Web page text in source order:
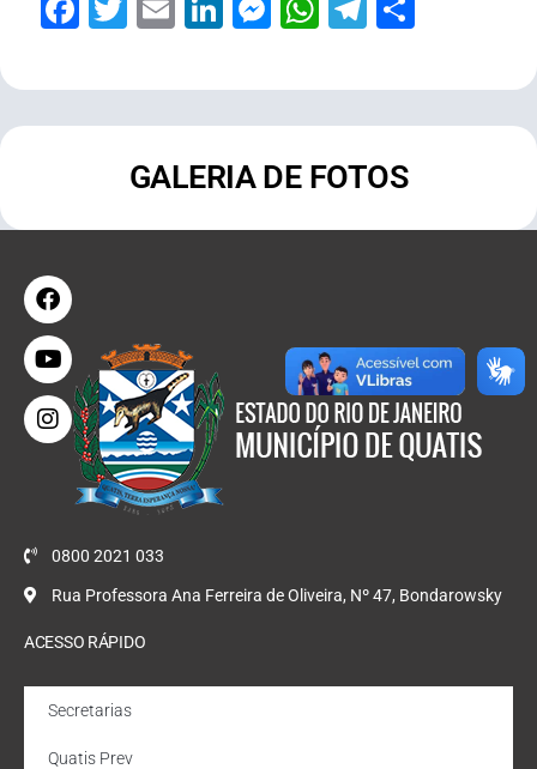
GALERIA DE FOTOS
0800 2021 033
Rua Professora Ana Ferreira de Oliveira, Nº 47, Bondarowsky
ACESSO RÁPIDO
Secretarias
Quatis Prev